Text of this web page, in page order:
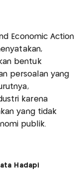
Economic Action
bentuk
persoalan yang
karena
yang tidak
publik.
Hadapi